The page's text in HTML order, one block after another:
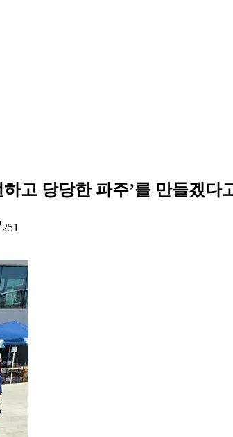
고 당당한 파주’를 만들겠다
251